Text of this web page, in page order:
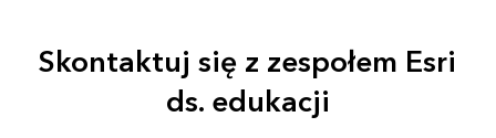
Skontaktuj się z zespołem Esri
ds. edukacji